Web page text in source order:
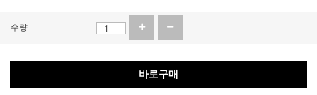
수량
바로구매